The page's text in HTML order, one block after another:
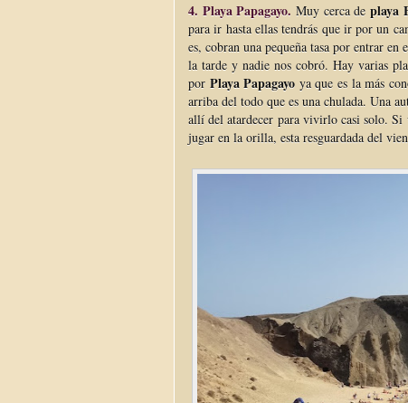
4. Playa Papagayo. Muy cerca deplaya
para ir hasta ellas tendrás que ir por un
es, cobran una pequeña tasa por entrar
la tarde y nadie nos cobró. Hay varias
por Playa Papagayo ya que es la más
arriba del todo que es una chulada. Una
allí del atardecer para vivirlo casi solo. Si
jugar en la orilla, esta resguardada del